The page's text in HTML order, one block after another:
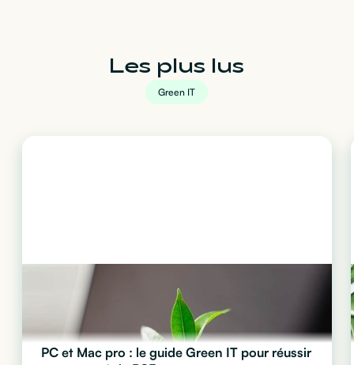
Les plus lus
Green IT
PC et Mac pro : le guide Green IT pour réussir